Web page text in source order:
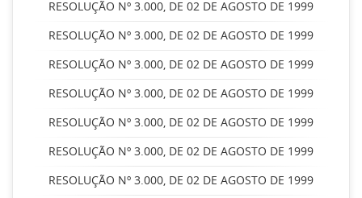
RESOLUÇÃO Nº 3.000, DE 02 DE AGOSTO DE 1999
RESOLUÇÃO Nº 3.000, DE 02 DE AGOSTO DE 1999
RESOLUÇÃO Nº 3.000, DE 02 DE AGOSTO DE 1999
RESOLUÇÃO Nº 3.000, DE 02 DE AGOSTO DE 1999
RESOLUÇÃO Nº 3.000, DE 02 DE AGOSTO DE 1999
RESOLUÇÃO Nº 3.000, DE 02 DE AGOSTO DE 1999
RESOLUÇÃO Nº 3.000, DE 02 DE AGOSTO DE 1999